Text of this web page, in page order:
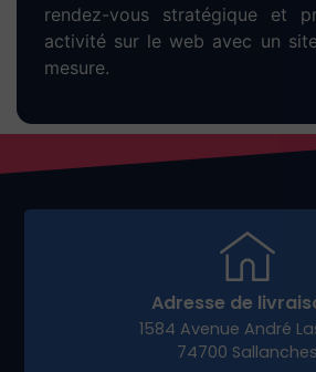
rendez-vous stratégique et
activité sur le web avec un
mesure.
Adresse de
1584 Avenue André
74700 Sallanches